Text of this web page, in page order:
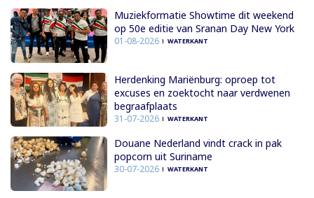
Muziekformatie Showtime dit weekend
op 50e editie van Sranan Day New York
01-08-2026 WATERKANT
Herdenking Mariënburg: oproep tot
excuses en zoektocht naar verdwenen
begraafplaats
31-07-2026 WATERKANT
Douane Nederland vindt crack in pak
popcorn uit Suriname
30-07-2026 WATERKANT